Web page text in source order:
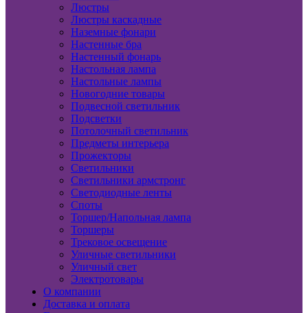
Люстры
Люстры каскадные
Наземные фонари
Настенные бра
Настенный фонарь
Настольная лампа
Настольные лампы
Новогодние товары
Подвесной светильник
Подсветки
Потолочный светильник
Предметы интерьера
Прожекторы
Светильники
Светильники армстронг
Светодиодные ленты
Споты
Торшер/Напольная лампа
Торшеры
Трековое освещение
Уличные светильники
Уличный свет
Электротовары
О компании
Доставка и оплата